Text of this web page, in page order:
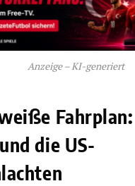
Anzeige – KI-generiert
Fahrplan:
die US-